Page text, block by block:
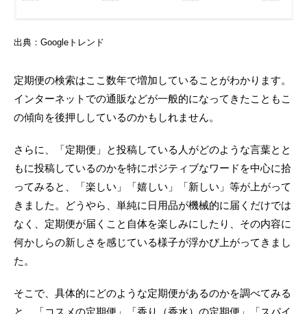
出典：Googleトレンド
定期便の検索はここ数年で増加していることがわかります。
インターネットでの通販などが一般的になってきたこともこ
の傾向を後押ししているのかもしれません。
さらに、「定期便」と投稿している人がどのような言葉とと
もに投稿しているのかを特にポジティブなワードを中心に拾
ってみると、「楽しい」「嬉しい」「新しい」等が上がって
きました。どうやら、単純に日用品が機械的に届くだけでは
なく、定期便が届くこと自体を楽しみにしたり、その内容に
何かしらの新しさを感じている様子が浮かび上がってきまし
た。
そこで、具体的にどのような定期便があるのかを調べてみる
と、「コスメの定期便」「香り（香水）の定期便」「スパイ